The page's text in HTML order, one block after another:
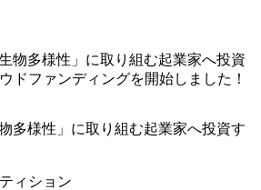
多様性」に取り組む起業家へ投資す
ィション